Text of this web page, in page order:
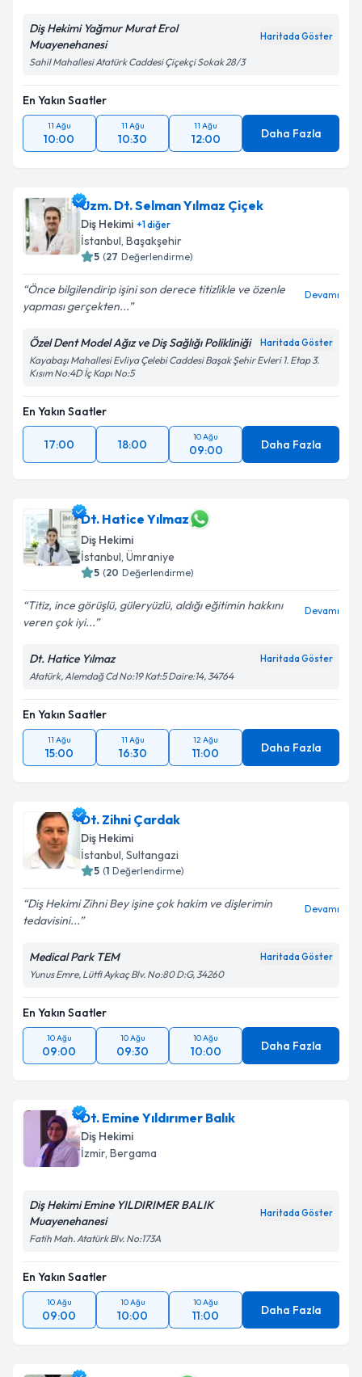
Diş Hekimi Yağmur Murat Erol
Muayenehanesi
Haritada Göster
Sahil Mahallesi Atatürk Caddesi Çiçekçi Sokak 28/3
En Yakın Saatler
11 Ağu
10:00
11 Ağu
10:30
11 Ağu
12:00 Daha Fazla
Uzm. Dt. Selman Yılmaz Çiçek
Diş Hekimi +1diğer
İstanbul, Başakşehir
5 (27 Değerlendirme)
Önce bilgilendirip işini son derece titizlikle ve özenle
yapması gerçekten...
Devamı
Özel Dent Model Ağız ve Diş Sağlığı Polikliniği Haritada Göster
Kayabaşı Mahallesi Evliya Çelebi Caddesi Başak Şehir Evleri 1. Etap 3.
Kısım No:4D İç Kapı No:5
En Yakın Saatler
17:00 18:00
10 Ağu
09:00 Daha Fazla
Dt. Hatice Yılmaz
Diş Hekimi
İstanbul, Ümraniye
5 (20 Değerlendirme)
Titiz, ince görüşlü, güleryüzlü, aldığı eğitimin hakkını
veren çok iyi...
Devamı
Dt. Hatice Yılmaz Haritada Göster
Atatürk, Alemdağ Cd No:19 Kat:5 Daire:14, 34764
En Yakın Saatler
11 Ağu
15:00
11 Ağu
16:30
12 Ağu
11:00 Daha Fazla
Dt. Zihni Çardak
Diş Hekimi
İstanbul, Sultangazi
5 (1 Değerlendirme)
Diş Hekimi Zihni Bey işine çok hakim ve dişlerimin
tedavisini...
Devamı
Medical Park TEM Haritada Göster
Yunus Emre, Lütfi Aykaç Blv. No:80 D:G, 34260
En Yakın Saatler
10 Ağu
09:00
10 Ağu
09:30
10 Ağu
10:00 Daha Fazla
Dt. Emine Yıldırımer Balık
Diş Hekimi
İzmir, Bergama
Diş Hekimi Emine YILDIRIMER BALIK
Muayenehanesi
Haritada Göster
Fatih Mah. Atatürk Blv. No:173A
En Yakın Saatler
10 Ağu
09:00
10 Ağu
10:00
10 Ağu
11:00 Daha Fazla